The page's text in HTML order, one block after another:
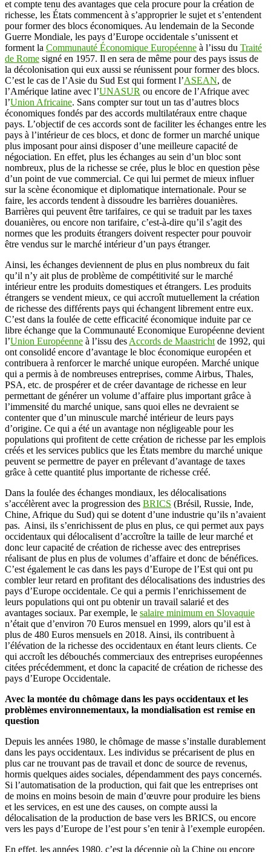
et compte tenu des avantages que cela procure pour la création de
richesse, les États commencent à s’approprier le sujet et s’entendent
pour former des blocs économiques. Au lendemain de la Seconde
Guerre Mondiale, les pays d’Europe occidentale s’unissent et
forment la Communauté Économique Européenne à l’issu du Traité
de Rome signé en 1957. Il en sera de même pour des pays issus de
la décolonisation qui eux aussi se réunissent pour former des blocs.
C’est le cas de l’Asie du Sud Est qui forment l’ASEAN, de
l’Amérique latine avec l’UNASUR ou encore de l’Afrique avec
l’Union Africaine. Sans compter sur tout un tas d’autres blocs
économiques fondés par des accords multilatéraux entre chaque
pays. L’objectif de ces accords sont de faciliter les échanges entre les
pays à l’intérieur de ces blocs, et donc de former un marché unique
plus imposant pour ainsi disposer d’une meilleure capacité de
négociation. En effet, plus les échanges au sein d’un bloc sont
nombreux, plus de la richesse se crée, plus le bloc en question pèse
d’un point de vue commercial. Ce qui lui permet de mieux influer
sur la scène économique et diplomatique internationale. Pour se
faire, les accords tendent à dissoudre les barrières douanières.
Barrières qui peuvent être tarifaires, ce qui se traduit par les taxes
douanières, ou encore non tarifaire, c’est-à-dire qu’il s’agit des
normes que les produits étrangers doivent respecter pour pouvoir
être vendus sur le marché intérieur d’un pays étranger.
Ainsi, les échanges deviennent de plus en plus nombreux du fait
qu’il n’y ait plus de problème de compétitivité sur le marché
intérieur entre les produits domestiques et étrangers. Les produits
étrangers se vendent mieux, ce qui accroît mutuellement la création
de richesse des différents pays qui échangent librement entre eux.
C’est dans la foulée de cette efficacité économique induite par ce
libre échange que la Communauté Economique Européenne devient
l’Union Européenne à l’issu des Accords de Maastricht de 1992, qui
ont consolidé encore d’avantage le bloc économique européen et
contribuera à renforcer le marché unique européen. Marché unique
qui a permis à de nombreuses entreprises, comme Airbus, Thales,
PSA, etc. de prospérer et de créer davantage de richesse en leur
permettant de générer un volume d’affaire plus important grâce à
l’immensité du marché unique, sans quoi elles ne devraient se
contenter que d’un minuscule marché intérieur de leurs pays
d’origine. Ce qui a été un avantage non négligeable pour les
populations qui profitent de cette création de richesse par les emplois
créés et les services publics que les États membre du marché unique
peuvent se permettre de payer en prélevant d’avantage de taxes
grâce à cette quantité plus importante de richesse créé.
Dans la foulée des échanges mondiaux, les délocalisations
s’accélèrent avec la progression des BRICS (Brésil, Russie, Inde,
Chine, Afrique du Sud) qui se dotent d’une industrie qu’ils n’avaient
pas. Ainsi, ils s’enrichissent de plus en plus, ce qui permet aux pays
occidentaux qui délocalisent d’accroître la taille de leur marché et
donc leur capacité de création de richesse avec des entreprises
réalisant de plus en plus de volumes d’affaire et donc de bénéfices.
C’est également le cas dans les pays d’Europe de l’Est qui ont pu
combler leur retard en profitant des délocalisations des industries des
pays d’Europe occidentale. Ce qui a permis l’enrichissement de
leurs populations qui ont pu obtenir un travail salarié et des
avantages sociaux. Par exemple, le salaire minimum en Slovaquie
n’était que d’environ 70 Euros mensuel en 1999, alors qu’il est à
plus de 480 Euros mensuels en 2018. Ainsi, ils contribuent à
l’élévation de la richesse des occidentaux en étant leurs clients. Ce
qui accroît les débouchés commerciaux des entreprises européennes
citées précédemment, et donc la capacité de création de richesse des
pays d’Europe Occidentale.
Avec la montée du chômage dans les pays occidentaux et les
problèmes environnementaux, la mondialisation est remise en
question
Depuis les années 1980, le chômage de masse s’installe durablement
dans les pays occidentaux. Les individus se précarisent de plus en
plus car ne trouvant pas de travail et donc de source de revenus,
hormis quelques aides sociales, dépendamment des pays concernés.
Si l’automatisation de la production, qui fait que les entreprises ont
de moins en moins besoin de main d’œuvre pour produire les biens
et les services, en est une des causes, on compte aussi la
délocalisation de la production de base vers les BRICS, ou encore
vers les pays d’Europe de l’est pour s’en tenir à l’exemple européen.
En effet, les années 1980, c’est la décennie où la Chine ou encore